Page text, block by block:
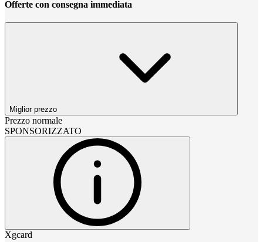
Offerte con consegna immediata
Miglior prezzo
Prezzo normale
SPONSORIZZATO
Xgcard